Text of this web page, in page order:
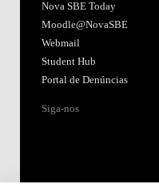
Nova SBE Today
Moodle@NovaSBE
Webmail
Student Hub
Portal de Denúncias
Siga-nos